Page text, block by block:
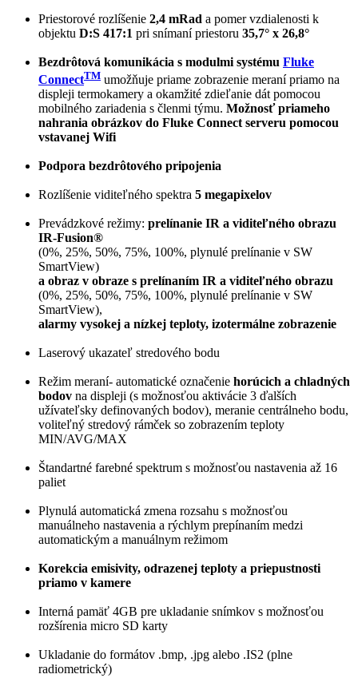
Priestorové rozlíšenie 2,4 mRad a pomer vzdialenosti k
objektu D:S 417:1 pri snímaní priestoru 35,7° x 26,8°
Bezdrôtová komunikácia s modulmi systému Fluke
ConnectTM umožňuje priame zobrazenie meraní priamo na
displeji termokamery a okamžité zdieľanie dát pomocou
mobilného zariadenia s členmi týmu. Možnosť priameho
nahrania obrázkov do Fluke Connect serveru pomocou
vstavanej Wifi
Podpora bezdrôtového pripojenia
Rozlíšenie viditeľného spektra 5 megapixelov
Prevádzkové režimy: prelínanie IR a viditeľného obrazu
IR-Fusion®
(0%, 25%, 50%, 75%, 100%, plynulé prelínanie v SW
SmartView)
a obraz v obraze s prelínaním IR a viditeľného obrazu
(0%, 25%, 50%, 75%, 100%, plynulé prelínanie v SW
SmartView),
alarmy vysokej a nízkej teploty, izotermálne zobrazenie
Laserový ukazateľ stredového bodu
Režim meraní- automatické označenie horúcich a chladných
bodov na displeji (s možnosťou aktivácie 3 ďalších
užívateľsky definovaných bodov), meranie centrálneho bodu,
voliteľný stredový rámček so zobrazením teploty
MIN/AVG/MAX
Štandartné farebné spektrum s možnosťou nastavenia až 16
paliet
Plynulá automatická zmena rozsahu s možnosťou
manuálneho nastavenia a rýchlym prepínaním medzi
automatickým a manuálnym režimom
Korekcia emisivity, odrazenej teploty a priepustnosti
priamo v kamere
Interná pamäť 4GB pre ukladanie snímkov s možnosťou
rozšírenia micro SD karty
Ukladanie do formátov .bmp, .jpg alebo .IS2 (plne
radiometrický)